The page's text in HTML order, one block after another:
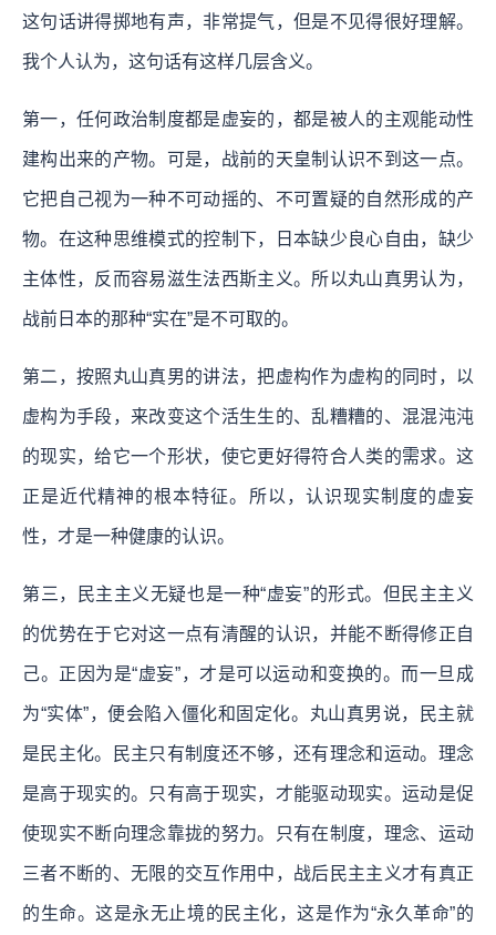
这句话讲得掷地有声，非常提气，但是不见得很好理解。
我个人认为，这句话有这样几层含义。
第一，任何政治制度都是虚妄的，都是被人的主观能动性
建构出来的产物。可是，战前的天皇制认识不到这一点。
它把自己视为一种不可动摇的、不可置疑的自然形成的产
物。在这种思维模式的控制下，日本缺少良心自由，缺少
主体性，反而容易滋生法西斯主义。所以丸山真男认为，
战前日本的那种“实在”是不可取的。
第二，按照丸山真男的讲法，把虚构作为虚构的同时，以
虚构为手段，来改变这个活生生的、乱糟糟的、混混沌沌
的现实，给它一个形状，使它更好得符合人类的需求。这
正是近代精神的根本特征。所以，认识现实制度的虚妄
性，才是一种健康的认识。
第三，民主主义无疑也是一种“虚妄”的形式。但民主主义
的优势在于它对这一点有清醒的认识，并能不断得修正自
己。正因为是“虚妄”，才是可以运动和变换的。而一旦成
为“实体”，便会陷入僵化和固定化。丸山真男说，民主就
是民主化。民主只有制度还不够，还有理念和运动。理念
是高于现实的。只有高于现实，才能驱动现实。运动是促
使现实不断向理念靠拢的努力。只有在制度，理念、运动
三者不断的、无限的交互作用中，战后民主主义才有真正
的生命。这是永无止境的民主化，这是作为“永久革命”的